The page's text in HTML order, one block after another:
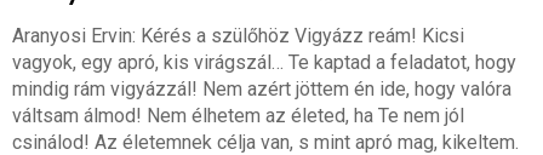
Aranyosi Ervin: Kérés a szülőhöz Vigyázz reám! Kicsi
vagyok, egy apró, kis virágszál… Te kaptad a feladatot, hogy
mindig rám vigyázzál! Nem azért jöttem én ide, hogy valóra
váltsam álmod! Nem élhetem az életed, ha Te nem jól
csinálod! Az életemnek célja van, s mint apró mag, kikeltem.